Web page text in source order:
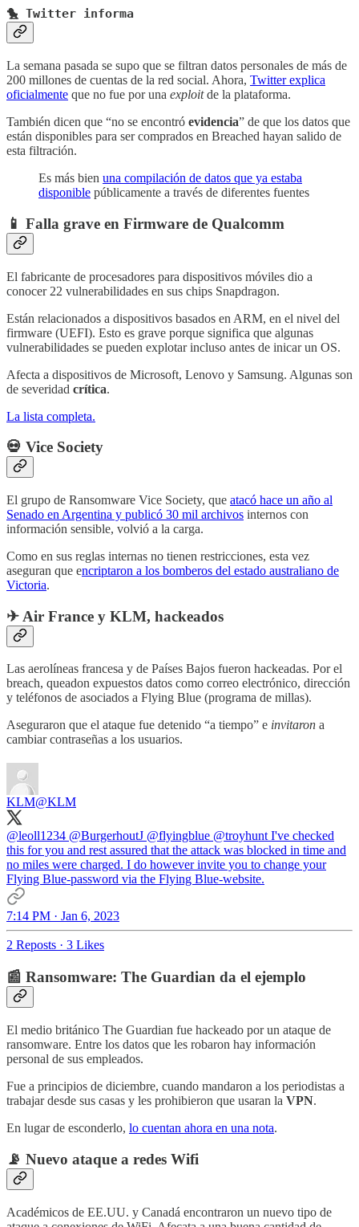
🐤 Twitter informa
La semana pasada se supo que se filtran datos personales de más de
200 millones de cuentas de la red social. Ahora, Twitter explica
oficialmente que no fue por una exploitde la plataforma.
También dicen que “no se encontró evidencia” de que los datos que
están disponibles para ser comprados en Breached hayan salido de
esta filtración.
Es más bien una compilación de datos que ya estaba
disponible públicamente a través de diferentes fuentes
📱 Falla grave en Firmware de Qualcomm
El fabricante de procesadores para dispositivos móviles dio a
conocer 22 vulnerabilidades en sus chips Snapdragon.
Están relacionados a dispositivos basados en ARM, en el nivel del
firmware (UEFI). Esto es grave porque significa que algunas
vulnerabilidades se pueden explotar incluso antes de inicar un OS.
Afecta a dispositivos de Microsoft, Lenovo y Samsung. Algunas son
de severidad crítica.
La lista completa.
💀 Vice Society
El grupo de Ransomware Vice Society, que atacó hace un año al
Senado en Argentina y publicó 30 mil archivos internos con
información sensible, volvió a la carga.
Como en sus reglas internas no tienen restricciones, esta vez
aseguran que encriptaron a los bomberos del estado australiano de
Victoria.
✈ Air France y KLM, hackeados
Las aerolíneas francesa y de Países Bajos fueron hackeadas. Por el
breach, queadon expuestos datos como correo electrónico, dirección
y teléfonos de asociados a Flying Blue (programa de millas).
Aseguraron que el ataque fue detenido “a tiempo” e invitaron a
cambiar contraseñas a los usuarios.
KLM@KLM
@leoll1234 @BurgerhoutJ @flyingblue @troyhunt I've checked
this for you and rest assured that the attack was blocked in time and
no miles were charged. I do however invite you to change your
Flying Blue-password via the Flying Blue-website.
7:14 PM · Jan 6, 2023
2 Reposts · 3 Likes
📰 Ransomware: The Guardian da el ejemplo
El medio británico The Guardian fue hackeado por un ataque de
ransomware. Entre los datos que les robaron hay información
personal de sus empleados.
Fue a principios de diciembre, cuando mandaron a los periodistas a
trabajar desde sus casas y les prohibieron que usaran la VPN.
En lugar de esconderlo, lo cuentan ahora en una nota.
📡 Nuevo ataque a redes Wifi
Académicos de EE.UU. y Canadá encontraron un nuevo tipo de